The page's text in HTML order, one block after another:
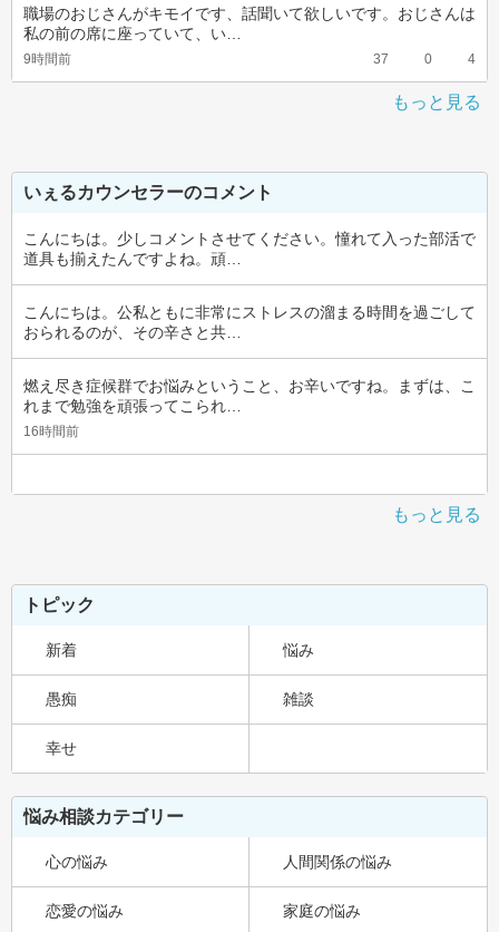
職場のおじさんがキモイです、話聞いて欲しいです。おじさんは
私の前の席に座っていて、い…
9時間前 37 0 4
もっと見る
いぇるカウンセラーのコメント
こんにちは。少しコメントさせてください。憧れて入った部活で
道具も揃えたんですよね。頑…
こんにちは。公私ともに非常にストレスの溜まる時間を過ごして
おられるのが、その辛さと共…
燃え尽き症候群でお悩みということ、お辛いですね。まずは、こ
れまで勉強を頑張ってこられ…
16時間前
もっと見る
トピック
新着 悩み
愚痴 雑談
幸せ
悩み相談カテゴリー
心の悩み 人間関係の悩み
恋愛の悩み 家庭の悩み